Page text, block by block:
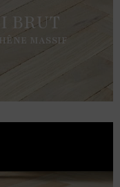
BRUT
MASSIF